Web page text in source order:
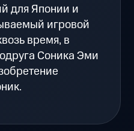
для Японии и
игровой
время, в
Соника Эми